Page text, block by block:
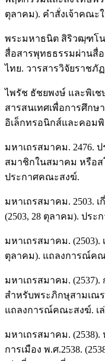
ตุลาคม). คำสั่งเจ้าคณะ
พระมหาธนิต สิริวฒฺฑโน
สื่อสารพุทธธรรมผ่านสื่
ไทย. วารสารวิจัยราชภัฏ
ไพรัช ธัชยพงษ์ และพิเช
สารสนเทศเพื่อการศึกษ
อิเล็กทรอนิกส์และคอมพิ
มหาเถรสมาคม. 2476.
สมาชิกในสมาคม หรือส
ประกาศคณะสงฆ์.
มหาเถรสมาคม. 2503.
(2503, 28 ตุลาคม). ปร
มหาเถรสมาคม. (2503).
ตุลาคม). แถลงการณ์คณ
มหาเถรสมาคม.
สำหรับพระภิกษุสามเณร
แถลงการณ์คณะสงฆ์. เ
มหาเถรสมาคม.
การเมือง พ.ศ.2538.